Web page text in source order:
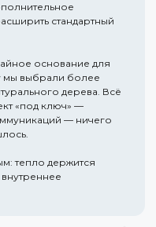
стандартный
основание для
мы выбрали более
дерева. Всё
«под ключ» —
— ничего
тепло держится